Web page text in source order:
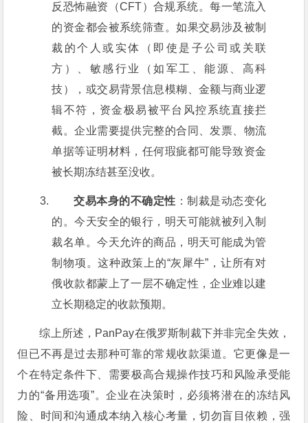
反恐怖融资（CFT）合规系统。每一笔流入
的资金都会被系统筛查。如果交易涉及被制
裁的个人或实体（即使是子公司或关联
方）、敏感行业（如军工、能源、高科
技），或交易背景信息模糊、金额与商业逻
辑不符，资金极易被平台风控系统直接拦
截。企业需要提供完整的合同、发票、物流
单据等证明材料，任何瑕疵都可能导致资金
被长期冻结甚至没收。
交易本身的不确定性 ：制裁是动态变化
的。今天安全的银行，明天可能就被列入制
裁名单。今天允许的商品，明天可能成为管
制物项。这种政策上的“灰犀牛”，让所有对
俄收款都蒙上了一层不确定性，企业难以建
立长期稳定的收款预期。
综上所述，PanPay在俄罗斯制裁下并非完全失效，
但已不再是过去那种可靠的常规收款渠道。它更像是一
个在特定条件下、需要极高合规操作技巧和风险承受能
力的“备用选项”。企业在决策时，必须将潜在的冻结风
险、时间和沟通成本纳入核心考量，切勿盲目依赖，强